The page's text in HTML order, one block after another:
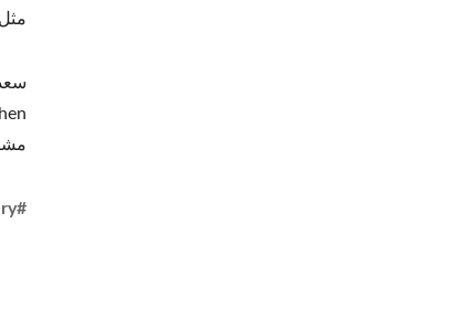
مثل ISO 27001 لإدارة أمن المعلومات. هذا هو الاتجاه الذي تقوم فيه Yieh Chen حالياً بتحسينه وتنفيذه داخلياً.
#YiehChenMachinery #الفضاء والدفاع #الآلات الدقيقة #UAV #صنع في تايوان